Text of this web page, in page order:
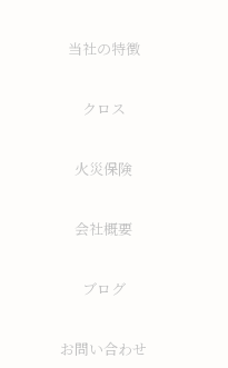
当社の特徴
クロス
火災保険
会社概要
ブログ
お問い合わせ